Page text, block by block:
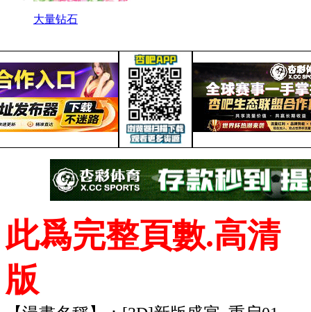
大量钻石
此爲完整頁數.高清
版